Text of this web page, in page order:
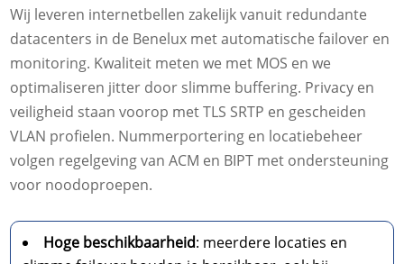
Wij leveren internetbellen zakelijk vanuit redundante
datacenters in de Benelux met automatische failover en
monitoring. Kwaliteit meten we met MOS en we
optimaliseren jitter door slimme buffering. Privacy en
veiligheid staan voorop met TLS SRTP en gescheiden
VLAN profielen. Nummerportering en locatiebeheer
volgen regelgeving van ACM en BIPT met ondersteuning
voor noodoproepen.
Hoge beschikbaarheid: meerdere locaties en